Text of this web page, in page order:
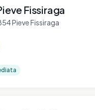
Fissiraga
Pieve Fissiraga